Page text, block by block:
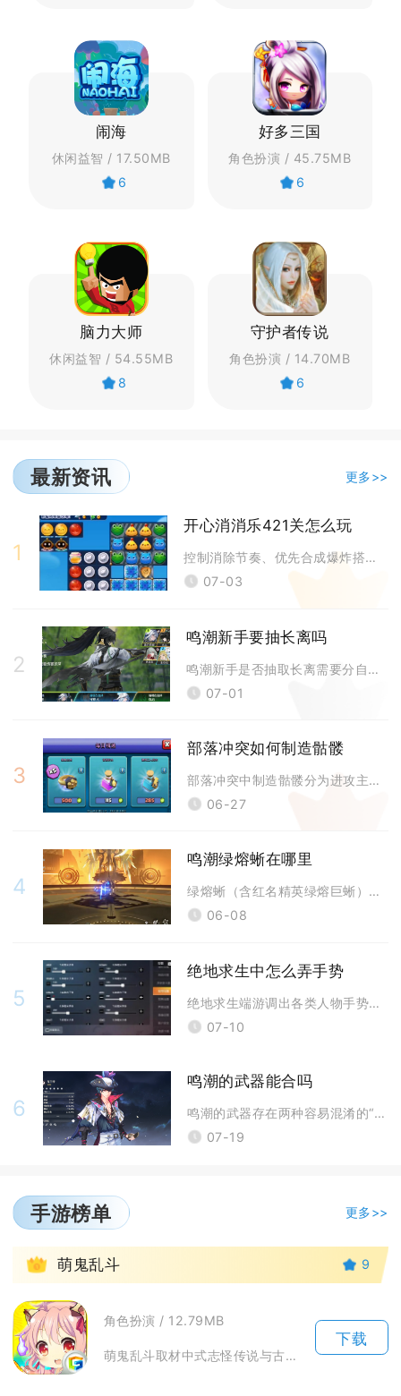
闹海
休闲益智 / 17.50MB
6
好多三国
角色扮演 / 45.75MB
6
脑力大师
休闲益智 / 54.55MB
8
守护者传说
角色扮演 / 14.70MB
6
最新资讯 更多>>
1
开心消消乐421关怎么玩
控制消除节奏、优先合成爆炸搭配横向直线特效、重点破解锁链冰层阻隔，在规
07-03
2
鸣潮新手要抽长离吗
鸣潮新手是否抽取长离需要分自身账号配置决定，纯开荒缺核心生存辅助的新手
07-01
3
部落冲突如何制造骷髅
部落冲突中制造骷髅分为进攻主动生成、防御被动生成、都城专属生成三大核心
06-27
4
鸣潮绿熔蜥在哪里
绿熔蜥（含红名精英绿熔巨蜥）主要分布在瑝珑区域，普通绿熔蜥散落于今州城
06-08
5
绝地求生中怎么弄手势
绝地求生端游调出各类人物手势动作分为轮盘呼出快捷键、自定义绑定单手势按
07-10
6
鸣潮的武器能合吗
鸣潮的武器存在两种容易混淆的“合成”相关机制，不能将任意两把武器互相融
07-19
手游榜单 更多>>
1 萌鬼乱斗 9
角色扮演 / 12.79MB
萌鬼乱斗取材中式志怪传说与古典名著，把黑白无常、狐妖、历史名将全部萌化重塑，主打轻策略回合...
下载